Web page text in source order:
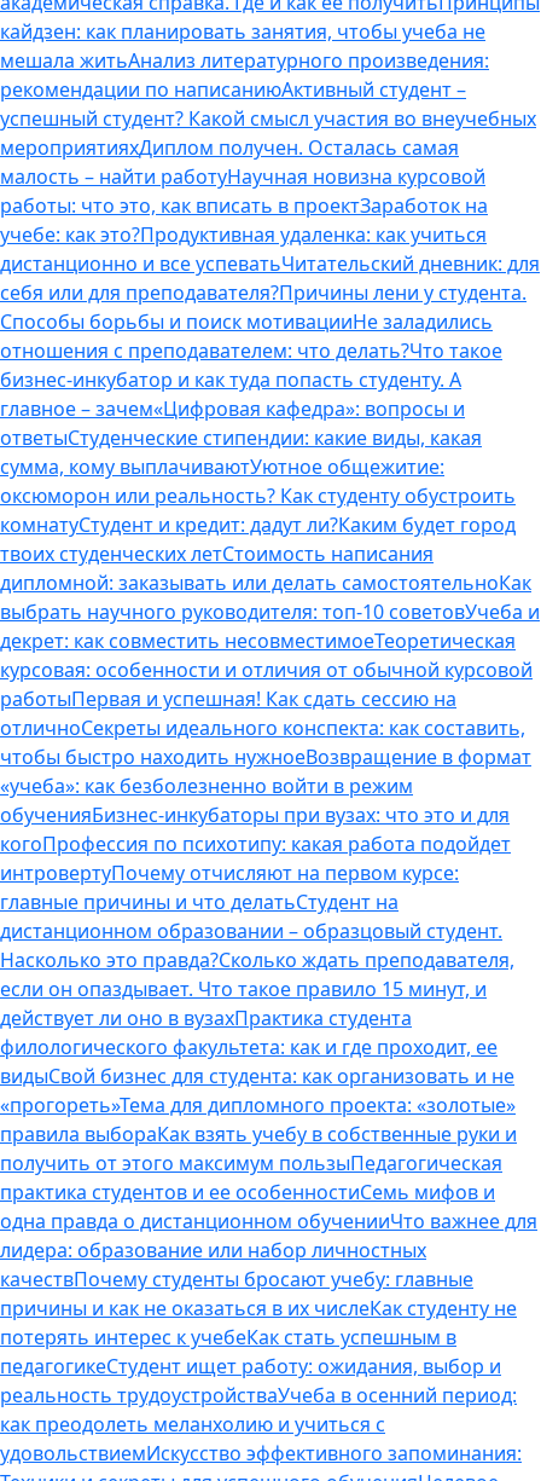
кайдзен: как планировать занятия, чтобы учеба не
мешала житьАнализ литературного произведения:
рекомендации по написаниюАктивный студент –
успешный студент? Какой смысл участия во внеучебных
мероприятияхДиплом получен. Осталась самая
малость – найти работуНаучная новизна курсовой
работы: что это, как вписать в проектЗаработок на
учебе: как это?Продуктивная удаленка: как учиться
дистанционно и все успеватьЧитательский дневник: для
себя или для преподавателя?Причины лени у студента.
Способы борьбы и поиск мотивацииНе заладились
отношения с преподавателем: что делать?Что такое
бизнес-инкубатор и как туда попасть студенту. А
главное – зачем«Цифровая кафедра»: вопросы и
ответыСтуденческие стипендии: какие виды, какая
сумма, кому выплачиваютУютное общежитие:
оксюморон или реальность? Как студенту обустроить
комнатуСтудент и кредит: дадут ли?Каким будет город
твоих студенческих летСтоимость написания
дипломной: заказывать или делать самостоятельноКак
выбрать научного руководителя: топ-10 советовУчеба и
декрет: как совместить несовместимоеТеоретическая
курсовая: особенности и отличия от обычной курсовой
работыПервая и успешная! Как сдать сессию на
отличноСекреты идеального конспекта: как составить,
чтобы быстро находить нужноеВозвращение в формат
«учеба»: как безболезненно войти в режим
обученияБизнес-инкубаторы при вузах: что это и для
когоПрофессия по психотипу: какая работа подойдет
интровертуПочему отчисляют на первом курсе:
главные причины и что делатьСтудент на
дистанционном образовании – образцовый студент.
Насколько это правда?Сколько ждать преподавателя,
если он опаздывает. Что такое правило 15 минут, и
действует ли оно в вузахПрактика студента
филологического факультета: как и где проходит, ее
видыСвой бизнес для студента: как организовать и не
«прогореть»Тема для дипломного проекта: «золотые»
правила выбораКак взять учебу в собственные руки и
получить от этого максимум пользыПедагогическая
практика студентов и ее особенностиСемь мифов и
одна правда о дистанционном обученииЧто важнее для
лидера: образование или набор личностных
качествПочему студенты бросают учебу: главные
причины и как не оказаться в их числеКак студенту не
потерять интерес к учебеКак стать успешным в
педагогикеСтудент ищет работу: ожидания, выбор и
реальность трудоустройстваУчеба в осенний период:
как преодолеть меланхолию и учиться с
удовольствиемИскусство эффективного запоминания: